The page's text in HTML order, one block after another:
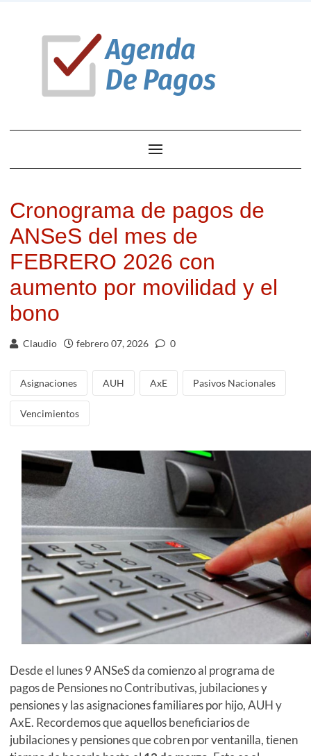
Cronograma de pagos de
ANSeS del mes de
FEBRERO 2026 con
aumento por movilidad y el
bono
Claudio febrero 07, 2026 0
Asignaciones AUH AxE Pasivos Nacionales
Vencimientos
Desde el lunes 9 ANSeS da comienzo al programa de
pagos de Pensiones no Contributivas, jubilaciones y
pensiones y las asignaciones familiares por hijo, AUH y
AxE. Recordemos que aquellos beneficiarios de
jubilaciones y pensiones que cobren por ventanilla, tienen